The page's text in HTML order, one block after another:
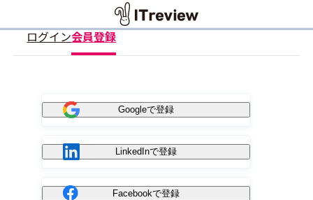
ログイン会員登録
Googleで登録
LinkedInで登録
Facebookで登録